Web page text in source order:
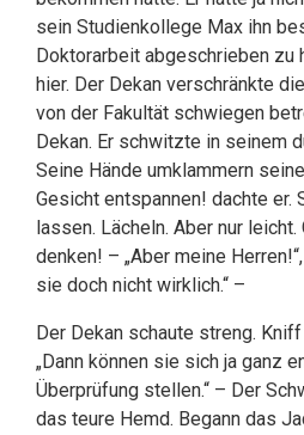
sein Studienkollege Max ihn
Doktorarbeit abgeschrieben zu
hier. Der Dekan verschränkte
von der Fakultät schwiegen
Dekan. Er schwitzte in seinem
Seine Hände umklammern
Gesicht entspannen! dachte er.
lassen. Lächeln. Aber nur
denken! – „Aber meine
sie doch nicht wirklich.“ –
Der Dekan schaute streng.
„Dann können sie sich ja ganz
Überprüfung stellen.“ – Der
das teure Hemd. Begann das